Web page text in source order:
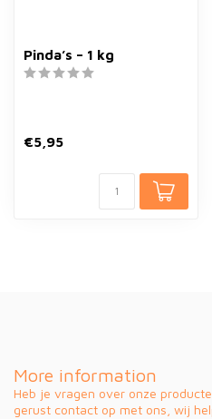
Pinda’s – 1 kg
€5,95
More information
Heb je vragen over onze
gerust contact op met ons, wij